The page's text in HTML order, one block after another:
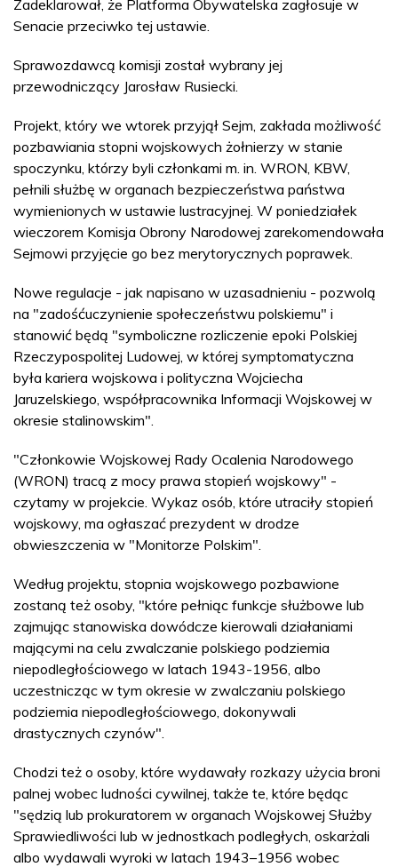
Zadeklarował, że Platforma Obywatelska zagłosuje w
Senacie przeciwko tej ustawie.
Sprawozdawcą komisji został wybrany jej
przewodniczący Jarosław Rusiecki.
Projekt, który we wtorek przyjął Sejm, zakłada możliwość
pozbawiania stopni wojskowych żołnierzy w stanie
spoczynku, którzy byli członkami m. in. WRON, KBW,
pełnili służbę w organach bezpieczeństwa państwa
wymienionych w ustawie lustracyjnej. W poniedziałek
wieczorem Komisja Obrony Narodowej zarekomendowała
Sejmowi przyjęcie go bez merytorycznych poprawek.
Nowe regulacje - jak napisano w uzasadnieniu - pozwolą
na "zadośćuczynienie społeczeństwu polskiemu" i
stanowić będą "symboliczne rozliczenie epoki Polskiej
Rzeczypospolitej Ludowej, w której symptomatyczna
była kariera wojskowa i polityczna Wojciecha
Jaruzelskiego, współpracownika Informacji Wojskowej w
okresie stalinowskim".
"Członkowie Wojskowej Rady Ocalenia Narodowego
(WRON) tracą z mocy prawa stopień wojskowy" -
czytamy w projekcie. Wykaz osób, które utraciły stopień
wojskowy, ma ogłaszać prezydent w drodze
obwieszczenia w "Monitorze Polskim".
Według projektu, stopnia wojskowego pozbawione
zostaną też osoby, "które pełniąc funkcje służbowe lub
zajmując stanowiska dowódcze kierowali działaniami
mającymi na celu zwalczanie polskiego podziemia
niepodległościowego w latach 1943-1956, albo
uczestnicząc w tym okresie w zwalczaniu polskiego
podziemia niepodległościowego, dokonywali
drastycznych czynów".
Chodzi też o osoby, które wydawały rozkazy użycia broni
palnej wobec ludności cywilnej, także te, które będąc
"sędzią lub prokuratorem w organach Wojskowej Służby
Sprawiedliwości lub w jednostkach podległych, oskarżali
albo wydawali wyroki w latach 1943–1956 wobec